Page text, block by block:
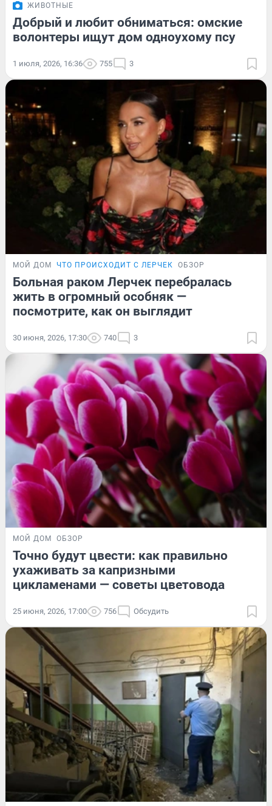
ЖИВОТНЫЕ
Добрый и любит обниматься: омские
волонтеры ищут дом одноухому псу
1 июля, 2026, 16:36 755 3
МОЙ ДОМ ЧТО ПРОИСХОДИТ С ЛЕРЧЕК ОБЗОР
Больная раком Лерчек перебралась
жить в огромный особняк —
посмотрите, как он выглядит
30 июня, 2026, 17:30 740 3
МОЙ ДОМ ОБЗОР
Точно будут цвести: как правильно
ухаживать за капризными
цикламенами — советы цветовода
25 июня, 2026, 17:00 756 Обсудить